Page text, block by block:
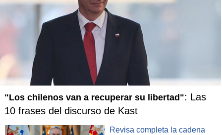
"Los chilenos van a recuperar su libertad": Las
10 frases del discurso de Kast
Revisa completa la cadena